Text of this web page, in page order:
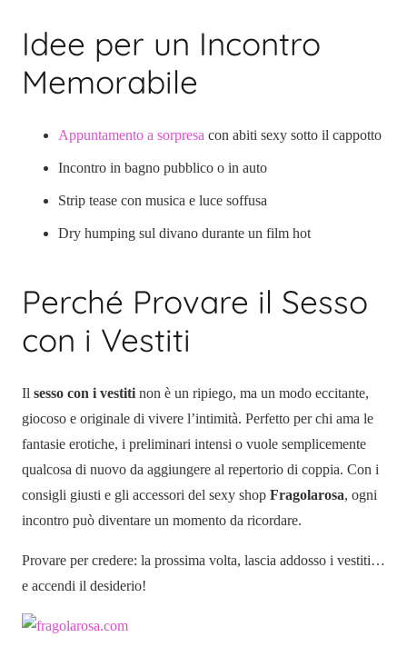
Idee per un Incontro
Memorabile
Appuntamento a sorpresa con abiti sexy sotto il cappotto
Incontro in bagno pubblico o in auto
Strip tease con musica e luce soffusa
Dry humping sul divano durante un film hot
Perché Provare il Sesso
con i Vestiti
Il sesso con i vestiti non è un ripiego, ma un modo eccitante,
giocoso e originale di vivere l’intimità. Perfetto per chi ama le
fantasie erotiche, i preliminari intensi o vuole semplicemente
qualcosa di nuovo da aggiungere al repertorio di coppia. Con i
consigli giusti e gli accessori del sexy shop Fragolarosa, ogni
incontro può diventare un momento da ricordare.
Provare per credere: la prossima volta, lascia addosso i vestiti…
e accendi il desiderio!